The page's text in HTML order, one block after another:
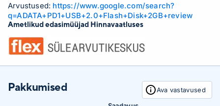
Arvustused: https://www.google.com/search?
q=ADATA+PD1+USB+2.0+Flash+Disk+2GB+review
Ametlikud edasimüüjad Hinnavaatluses
Pakkumised
Ava vastavused